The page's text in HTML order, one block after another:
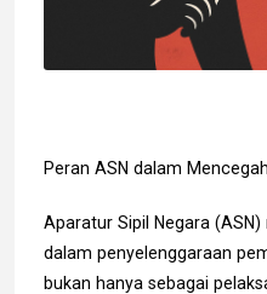
Peran ASN dalam
Aparatur Sipil Negara
dalam penyelenggaraan
bukan hanya sebagai